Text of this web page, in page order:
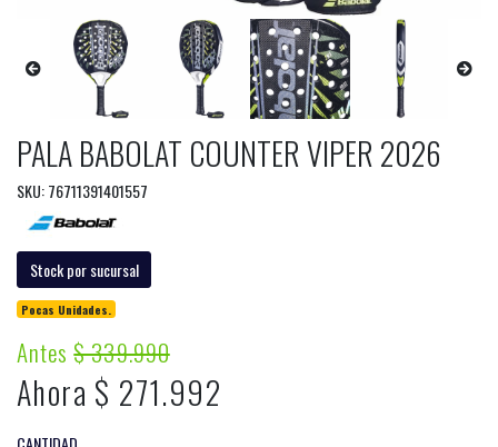
PALA BABOLAT COUNTER VIPER 2026
SKU: 76711391401557
Stock por sucursal
Pocas Unidades.
Antes$ 339.990
Ahora $ 271.992